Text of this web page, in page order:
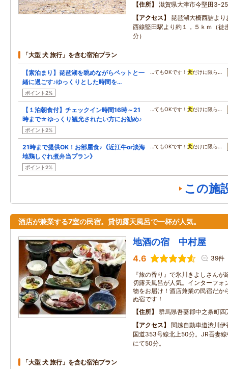
住所
滋賀県大津市今堅田3-
アクセス
琵琶湖大橋西詰よ
西線堅田駅より約１，５ｋｍ（徒
分）
「大型 犬 旅行」を含む宿泊プラン
【素泊まり】琵琶湖を眺めながらペットと一
緒に過ごす♪ゆっくりとした時間を…
ポイント2%
…てもOKです！犬だけに限ら…
【１泊朝食付】チェックイン時間16時～21
時まで☆ゆっくり観光されたい方にお勧め♪
ポイント2%
…てもOKです！犬だけに限ら…
21時まで提供OK！お部屋食♪《近江牛or淡海
地鶏しぐれ煮弁当プラン》
ポイント2%
…てもOKです！犬だけに限ら…
この施
酒店が兼業する7室の民宿。貸切露天風呂で一杯が人気。
地酒の宿 中村屋
4.6 39件
『旅の香り』で氷川きよしさん
切露天風呂が人気。インターフォ
物をお届け！酒店兼業の民宿だか
ぬ宿です！
住所
群馬県吾妻郡中之条町
アクセス
関越自動車道渋川
国道353号線北上50分。JR吾妻
にて50分。
「大型 犬 旅行」を含む宿泊プラン